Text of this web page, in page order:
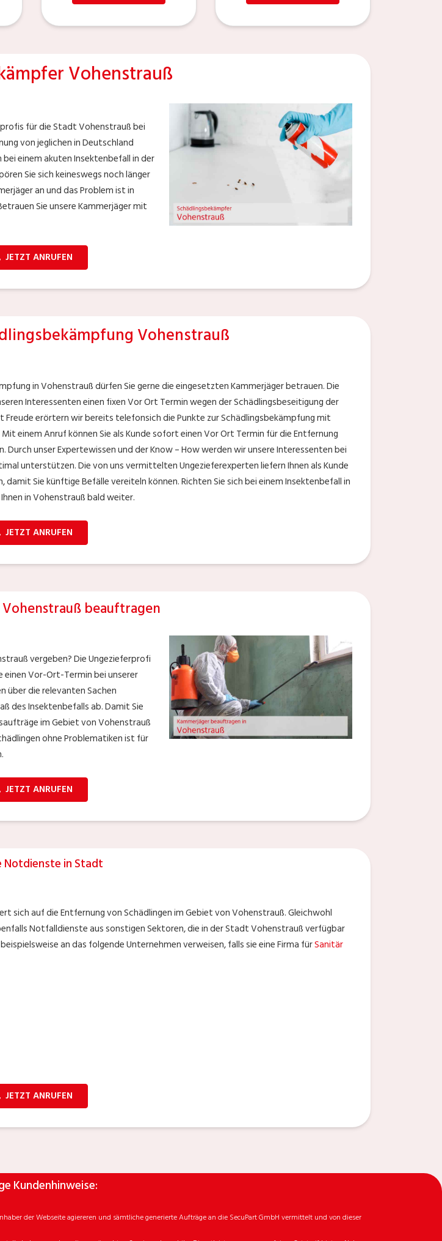
Vohenstrauß
für die Stadt Vohenstrauß bei
von jeglichen in Deutschland
einem akuten Insektenbefall in der
Sie sich keineswegs noch länger
an und das Problem ist in
Sie unsere Kammerjäger mit
JETZT ANRUFEN
Vohenstrauß
in Vohenstrauß dürfen Sie gerne die eingesetzten Kammerjäger betrauen. Die
Interessenten einen fixen Vor Ort Termin wegen der Schädlingsbeseitigung der
erörtern wir bereits telefonsich die Punkte zur Schädlingsbekämpfung mit
einem Anruf können Sie als Kunde sofort einen Vor Ort Termin für die Entfernung
Durch unser Expertewissen und der Know – How werden wir unsere Interessenten bei
unterstützen. Die von uns vermittelten Ungezieferexperten liefern Ihnen als Kunde
Sie künftige Befälle vereiteln können. Richten Sie sich bei einem Insektenbefall in
in Vohenstrauß bald weiter.
JETZT ANRUFEN
beauftragen
vergeben? Die Ungezieferprofi
einen Vor-Ort-Termin bei unserer
über die relevanten Sachen
des Insektenbefalls ab. Damit Sie
im Gebiet von Vohenstrauß
ohne Problematiken ist für
JETZT ANRUFEN
in Stadt
sich auf die Entfernung von Schädlingen im Gebiet von Vohenstrauß. Gleichwohl
Notfalldienste aus sonstigen Sektoren, die in der Stadt Vohenstrauß verfügbar
an das folgende Unternehmen verweisen, falls sie eine Firma fürSanitär
JETZT ANRUFEN
Kundenhinweise:
der Webseite agiereren und sämtliche generierte Aufträge an die SecuPart GmbH vermittelt und von dieser